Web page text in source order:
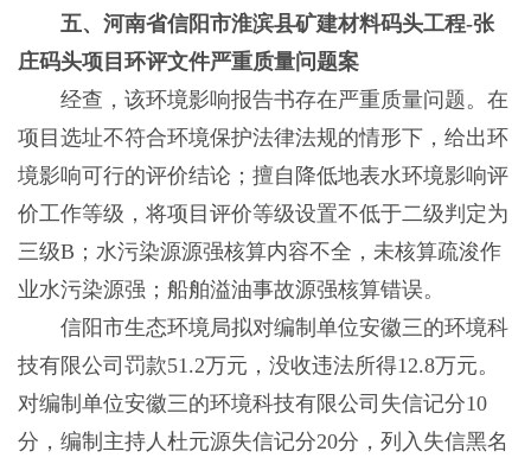
五、河南省信阳市淮滨县矿建材料码头工程-张
庄码头项目环评文件严重质量问题案
经查，该环境影响报告书存在严重质量问题。在
项目选址不符合环境保护法律法规的情形下，给出环
境影响可行的评价结论；擅自降低地表水环境影响评
价工作等级，将项目评价等级设置不低于二级判定为
三级B；水污染源源强核算内容不全，未核算疏浚作
业水污染源强；船舶溢油事故源强核算错误。
信阳市生态环境局拟对编制单位安徽三的环境科
技有限公司罚款51.2万元，没收违法所得12.8万元。
对编制单位安徽三的环境科技有限公司失信记分10
分，编制主持人杜元源失信记分20分，列入失信黑名